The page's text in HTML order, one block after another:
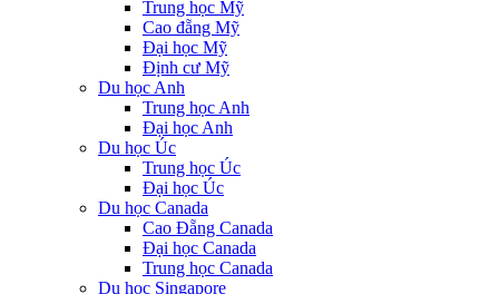
Trung học Mỹ
Cao đẵng Mỹ
Đại học Mỹ
Định cư Mỹ
Du học Anh
Trung học Anh
Đại học Anh
Du học Úc
Trung học Úc
Đại học Úc
Du học Canada
Cao Đẵng Canada
Đại học Canada
Trung học Canada
Du học Singapore